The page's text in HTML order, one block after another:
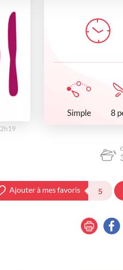
Simple 8
Ajouter à mes favoris 5